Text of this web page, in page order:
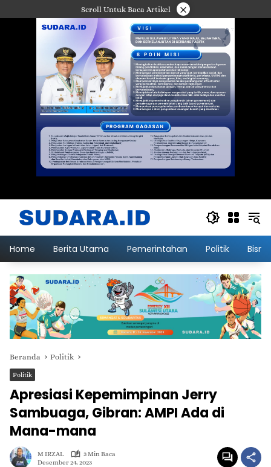
ke
Scroll Untuk Baca Artikel ×
Home Berita Utama Pemerintahan Politik
Beranda Politik
Politik
Apresiasi Kepemimpinan Jerry
Sambuaga, Gibran: AMPI Ada di
Mana-mana
M IRZAL
3 Min Baca
Desember 24, 2023